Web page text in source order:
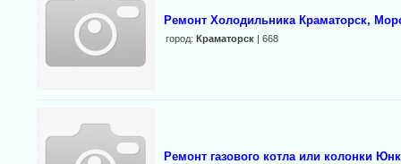
Ремонт Холодильника Краматорск,
город: Краматорск| 668
Ремонт газового котла или колонки